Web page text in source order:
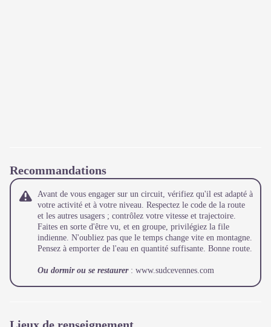
Recommandations
Avant de vous engager sur un circuit, vérifiez qu'il est adapté à
votre activité et à votre niveau. Respectez le code de la route
et les autres usagers ; contrôlez votre vitesse et trajectoire.
Faites en sorte d'être vu, et en groupe, privilégiez la file
indienne. N'oubliez pas que le temps change vite en montagne.
Pensez à emporter de l'eau en quantité suffisante. Bonne route.
Ou dormir ou se restaurer : www.sudcevennes.com